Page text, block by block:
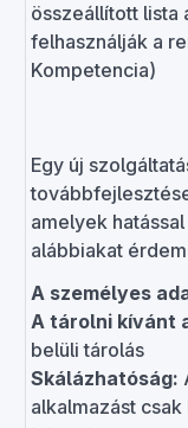
összeállított lista
felhasználják a
Kompetencia)
Egy új
amelyek
alábbiakat
A személyes
A tárolni kívánt
belüli tárolás
Skálázhatóság:
alkalmazást